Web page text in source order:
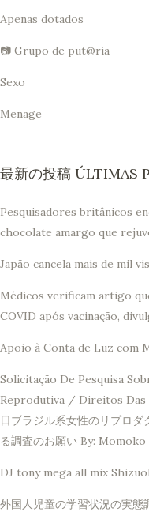
Apenas dotados
📷 Grupo de put@ria
Sexo
Menage
最新の投稿 ÚLTIMAS
Pesquisadores britânicos
chocolate amargo que
Japão cancela mais de mil
Médicos verificam artigo
COVID após vacinação,
Apoio à Conta de Luz com
Solicitação De Pesquisa
Reprodutiva / Direitos Das
日ブラジル系女性のリプロ
る調査のお願い By:
DJ tony mega all mix
外国人児童の学習状況の実態